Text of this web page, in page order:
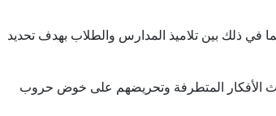
في ذلك بين تلاميذ المدارس والطلاب بهدف تحديد
الأفكار المتطرفة وتحريضهم على خوض حروب